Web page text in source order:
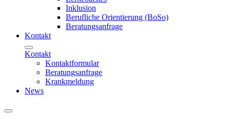
Inklusion
Berufliche Orientierung (BoSo)
Beratungsanfrage
Kontakt
Kontakt
Kontaktformular
Beratungsanfrage
Krankmeldung
News